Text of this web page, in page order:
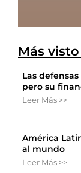
Más visto
Las
pero su
Leer Más >>
América
al mundo
Leer Más >>